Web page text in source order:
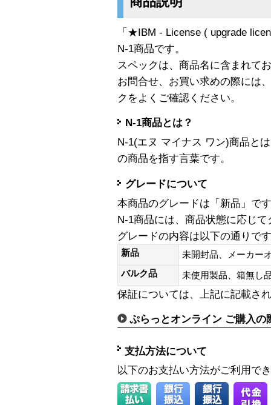
「★IBM - License ( upgrade
N-1商品です。
スペックは、商品名に含まれて
お問合せ、お買い求めの際には
クをよくご確認ください。
N-1商品とは？
N-1(エヌ マイナス ワン)商品と
の商品を指す言葉です。
グレードについて
本商品のグレードは「新品」です
N-1商品には、商品状態に応じ
グレードの内容は以下の通りで
新品
未開封品、メーカー
バルク品
未使用製品、箱無
保証については、上記に記載さ
ぷらっとオンライン ご購入の
支払方法について
以下のお支払い方法がご利用で